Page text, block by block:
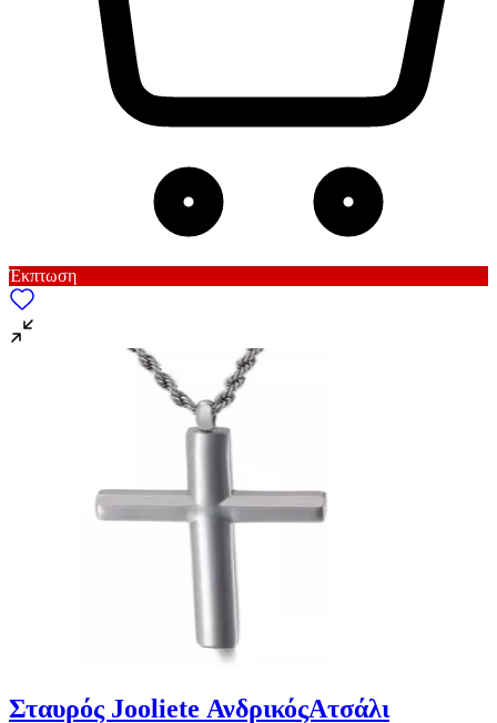
Έκπτωση
Σταυρός Jooliete ΑνδρικόςΑτσάλι